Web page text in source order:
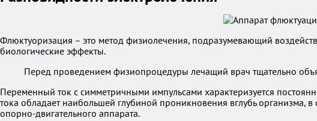
Флюктуоризация – это метод физиолечения, подразумевающий
биологические эффекты.
Перед проведением физиопроцедуры лечащий врач тщательно
Переменный ток с симметричными импульсами характеризуется
тока обладает наибольшей глубиной проникновения вглубь организма,
опорно-двигательного аппарата.